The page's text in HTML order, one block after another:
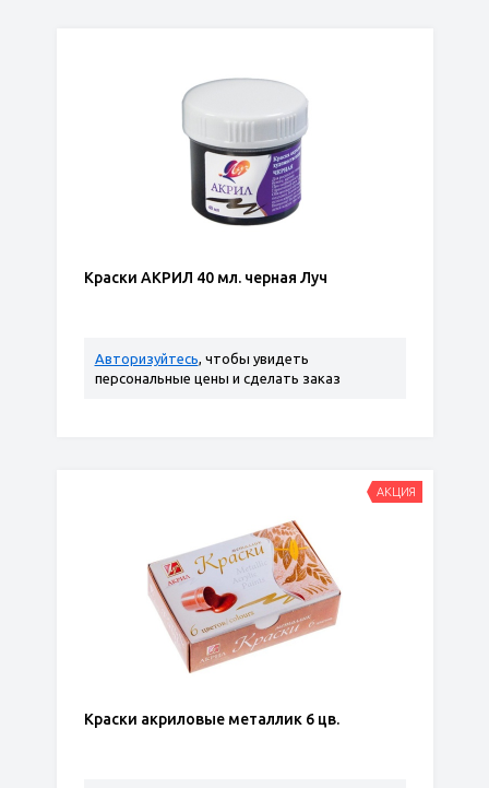
Краски АКРИЛ 40 мл. черная Луч
Авторизуйтесь, чтобы увидеть
персональные цены и сделать заказ
Краски акриловые металлик 6 цв.
АКЦИЯ